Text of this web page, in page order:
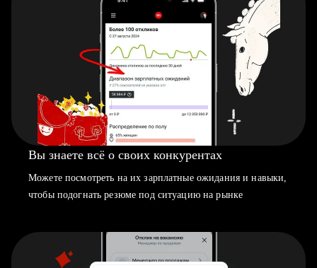
Вы знаете всё о своих конкурентах
Можете посмотреть на их зарплатные ожидания и навыки,
чтобы подогнать резюме под ситуацию на рынке